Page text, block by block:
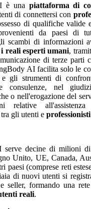
è una piattaforma di
di connettersi con
di qualifiche valide
da paesi di
scambi di informazioni
reali esperti umani,
di terze parti
AI facilita solo le
e gli strumenti di
consulenze, nel
o nell'erogazione del
relative all'assistenza
gli utenti e
serve decine di milioni
Unito, UE, Canada,
paesi (comprese reti
di nuovi utenti si
seller, formando una
reali.